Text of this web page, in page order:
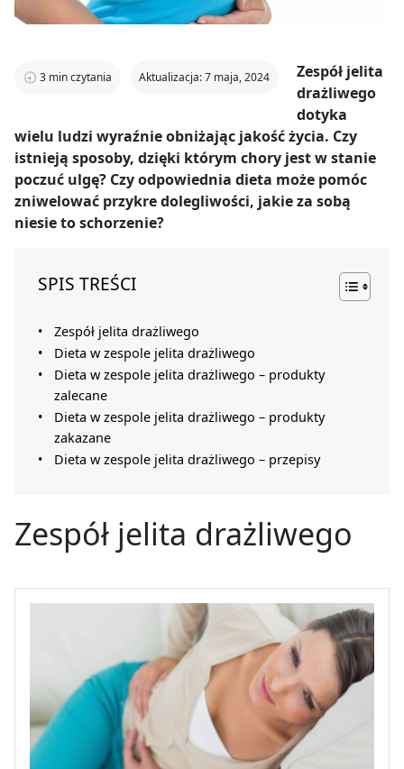
🕣 3 min czytania Aktualizacja: 7 maja, 2024
Zespół jelita
drażliwego
dotyka
wielu ludzi wyraźnie obniżając jakość życia. Czy
istnieją sposoby, dzięki którym chory jest w stanie
poczuć ulgę? Czy odpowiednia dieta może pomóc
zniwelować przykre dolegliwości, jakie za sobą
niesie to schorzenie?
SPIS TREŚCI
Zespół jelita drażliwego
Dieta w zespole jelita drażliwego
Dieta w zespole jelita drażliwego – produkty
zalecane
Dieta w zespole jelita drażliwego – produkty
zakazane
Dieta w zespole jelita drażliwego – przepisy
Zespół jelita drażliwego